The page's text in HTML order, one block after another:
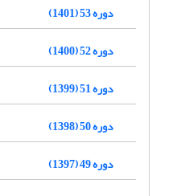
دوره 53 (1401)
دوره 52 (1400)
دوره 51 (1399)
دوره 50 (1398)
دوره 49 (1397)